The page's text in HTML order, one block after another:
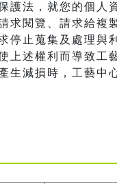
護法，就您的個人
求閱覽、請求給複
停止蒐集及處理與
上述權利而導致工
生減損時，工藝中